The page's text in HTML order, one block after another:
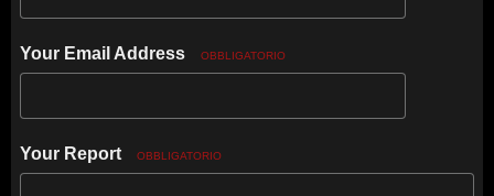
Your Email Address OBBLIGATORIO
Your Report OBBLIGATORIO